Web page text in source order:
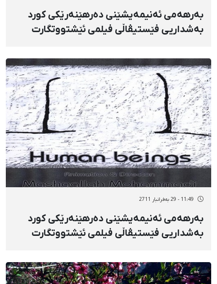
بەرهەمی ئەنیمەیشێنی دەرهێنەرێكی كورد
بەشداریی فێستیڤاڵی فیلمی ئێشتووتگارت
11:49 - 29 بەفرانبار 2711
بەرهەمی ئەنیمەیشێنی دەرهێنەرێكی كورد
بەشداریی فێستیڤاڵی فیلمی ئێشتووتگارت